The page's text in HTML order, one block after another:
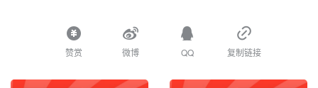
赞赏 微博 QQ 复制链接